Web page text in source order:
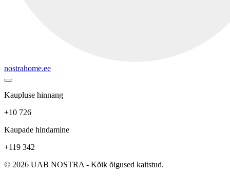
nostrahome.ee
Kaupluse hinnang
+10 726
Kaupade hindamine
+119 342
© 2026 UAB NOSTRA - Kõik õigused kaitstud.